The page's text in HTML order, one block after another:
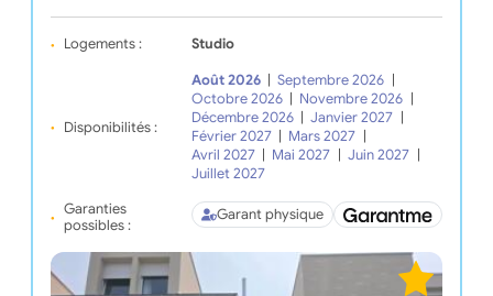
Logements : Studio
Disponibilités :
Août 2026 Septembre 2026
Octobre 2026
Novembre 2026
Décembre 2026
Janvier 2027
Février 2027
Mars 2027
Avril 2027
Mai 2027 Juin 2027
Juillet 2027
Garanties
possibles :
Garant physique